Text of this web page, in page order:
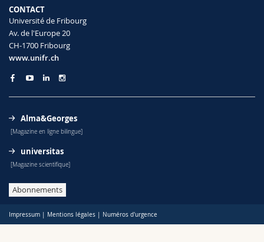
Interfacultaire
Doctorants
Programme des cours
MyUnifr
CONTACT
Université de Fribourg
Av. de l'Europe 20
CH-1700 Fribourg
www.unifr.ch
Alma&Georges
[Magazine en ligne bilingue]
universitas
[Magazine scientifique]
Abonnements
Impressum | Mentions légales | Numéros d'urgence